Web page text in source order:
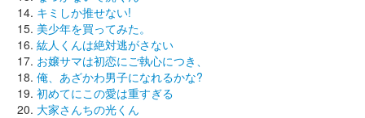
キミしか推せない!
美少年を買ってみた。
紘人くんは絶対逃がさない
お嬢サマは初恋にご執心につき、
俺、あざかわ男子になれるかな?
初めてにこの愛は重すぎる
大家さんちの光くん